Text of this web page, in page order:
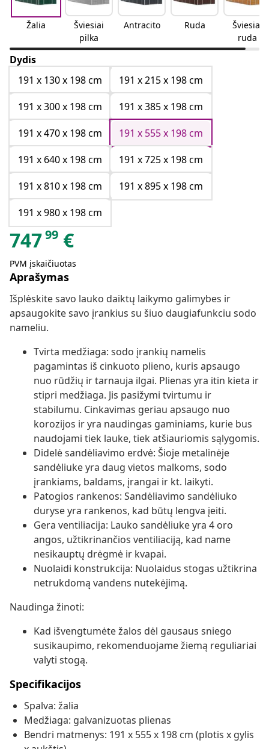
Žalia
Šviesiai
pilka
Antracito Ruda
Šviesiai
ruda
Dydis
191 x 130 x 198 cm
191 x 215 x 198 cm
191 x 300 x 198 cm
191 x 385 x 198 cm
191 x 470 x 198 cm
191 x 555 x 198 cm
191 x 640 x 198 cm
191 x 725 x 198 cm
191 x 810 x 198 cm
191 x 895 x 198 cm
191 x 980 x 198 cm
74799 €
PVM įskaičiuotas
Aprašymas
Išplėskite savo lauko daiktų laikymo galimybes ir
apsaugokite savo įrankius su šiuo daugiafunkciu sodo
nameliu.
Tvirta medžiaga: sodo įrankių namelis
pagamintas iš cinkuoto plieno, kuris apsaugo
nuo rūdžių ir tarnauja ilgai. Plienas yra itin kieta ir
stipri medžiaga. Jis pasižymi tvirtumu ir
stabilumu. Cinkavimas geriau apsaugo nuo
korozijos ir yra naudingas gaminiams, kurie bus
naudojami tiek lauke, tiek atšiauriomis sąlygomis.
Didelė sandėliavimo erdvė: Šioje metalinėje
sandėliuke yra daug vietos malkoms, sodo
įrankiams, baldams, įrangai ir kt. laikyti.
Patogios rankenos: Sandėliavimo sandėliuko
duryse yra rankenos, kad būtų lengva įeiti.
Gera ventiliacija: Lauko sandėliuke yra 4 oro
angos, užtikrinančios ventiliaciją, kad name
nesikauptų drėgmė ir kvapai.
Nuolaidi konstrukcija: Nuolaidus stogas užtikrina
netrukdomą vandens nutekėjimą.
Naudinga žinoti:
Kad išvengtumėte žalos dėl gausaus sniego
susikaupimo, rekomenduojame žiemą reguliariai
valyti stogą.
Specifikacijos
Spalva: žalia
Medžiaga: galvanizuotas plienas
Bendri matmenys: 191 x 555 x 198 cm (plotis x gylis